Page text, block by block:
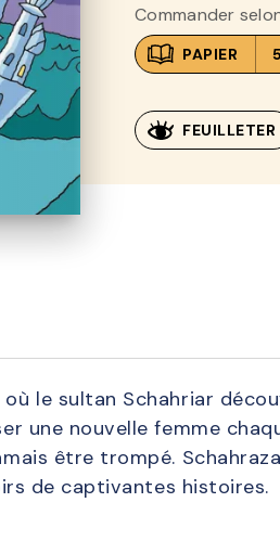
Commander
PAPIER
FEUILLETER
le sultan Schahriar
une nouvelle femme
être trompé.
de captivantes histoires.